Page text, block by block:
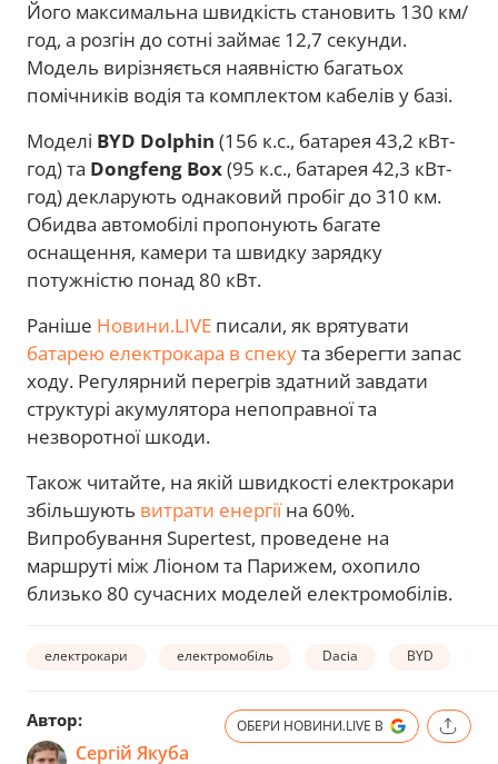
Його максимальна швидкість становить 130 км/
год, а розгін до сотні займає 12,7 секунди.
Модель вирізняється наявністю багатьох
помічників водія та комплектом кабелів у базі.
Моделі BYD Dolphin (156 к.с., батарея 43,2 кВт-
год) та Dongfeng Box(95 к.с., батарея 42,3 кВт-
год) декларують однаковий пробіг до 310 км.
Обидва автомобілі пропонують багате
оснащення, камери та швидку зарядку
потужністю понад 80 кВт.
Раніше Новини.LIVE писали, як врятувати
батарею електрокара в спекута зберегти запас
ходу. Регулярний перегрів здатний завдати
структурі акумулятора непоправної та
незворотної шкоди.
Також читайте, на якій швидкості електрокари
збільшують витрати енергіїна 60%.
Випробування Supertest, проведене на
маршруті між Ліоном та Парижем, охопило
близько 80 сучасних моделей електромобілів.
електрокари електромобіль Dacia BYD
Автор:
Сергій Якуба
ОБЕРИ НОВИНИ.LIVE В